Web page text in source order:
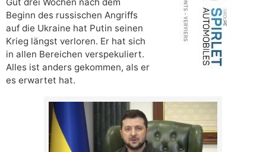
Gut drei Wochen nach dem
Beginn des russischen Angriffs
auf die Ukraine hat Putin seinen
Krieg längst verloren. Er hat sich
in allen Bereichen verspekuliert.
Alles ist anders gekommen, als er
es erwartet hat.